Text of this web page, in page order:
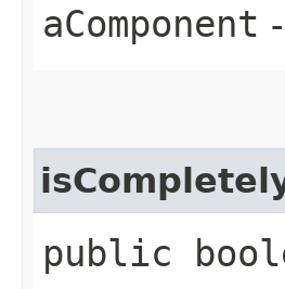
aComponent
public